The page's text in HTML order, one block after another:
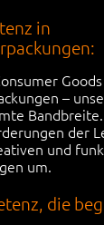
in
–
der
und
um.
die